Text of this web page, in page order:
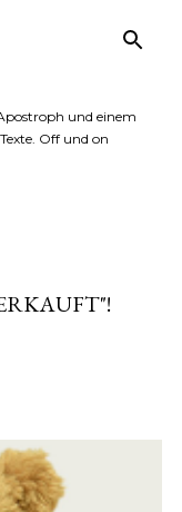
und einem
Off und on